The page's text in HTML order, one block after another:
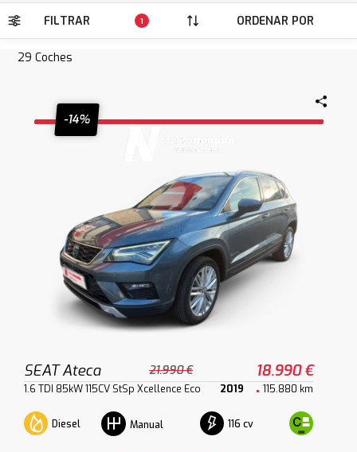
FILTRAR 1 ORDENAR POR
29 Coches
-14%
SEAT Ateca 21.990 € 18.990 €
1.6 TDI 85kW 115CV StSp Xcellence Eco 2019 115.880 km
Diesel Manual 116 cv